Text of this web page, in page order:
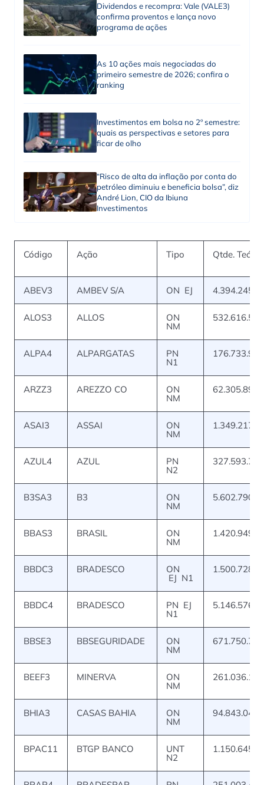
Dividendos e recompra: Vale (VALE3)
confirma proventos e lança novo
programa de ações
As 10 ações mais negociadas do
primeiro semestre de 2026; confira o
ranking
Investimentos em bolsa no 2º semestre:
quais as perspectivas e setores para
ficar de olho
“Risco de alta da inflação por conta do
petróleo diminuiu e beneficia bolsa”, diz
André Lion, CIO da Ibiuna
Investimentos
Código Ação Tipo Qtde.
ABEV3 AMBEV S/A ON EJ
ALOS3 ALLOS ON
NM
532.616.595
ALPA4 ALPARGATAS PN
N1
176.733.968
ARZZ3 AREZZO CO ON
NM
62.305.891
ASAI3 ASSAI ON
NM
AZUL4 AZUL PN
N2
327.593.725
B3SA3 B3 ON
NM
BBAS3 BRASIL ON
NM
BBDC3 BRADESCO ON
EJ N1
BBDC4 BRADESCO PN EJ
N1
BBSE3 BBSEGURIDADE ON
NM
671.750.768
BEEF3 MINERVA ON
NM
261.036.182
BHIA3 CASAS BAHIA ON
NM
94.843.047
BPAC11 BTGP BANCO UNT
N2